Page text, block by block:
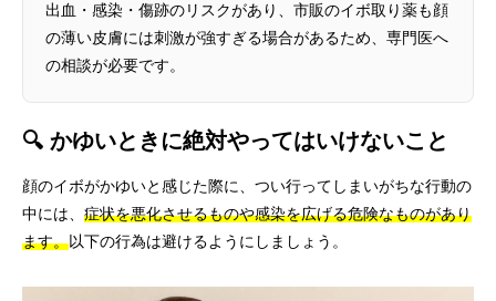
出血・感染・傷跡のリスクがあり、市販のイボ取り薬も顔
の薄い皮膚には刺激が強すぎる場合があるため、専門医へ
の相談が必要です。
🔍 かゆいときに絶対やってはいけないこと
顔のイボがかゆいと感じた際に、つい行ってしまいがちな行動の
中には、 症状を悪化させるものや感染を広げる危険なものがあり
ます。以下の行為は避けるようにしましょう。